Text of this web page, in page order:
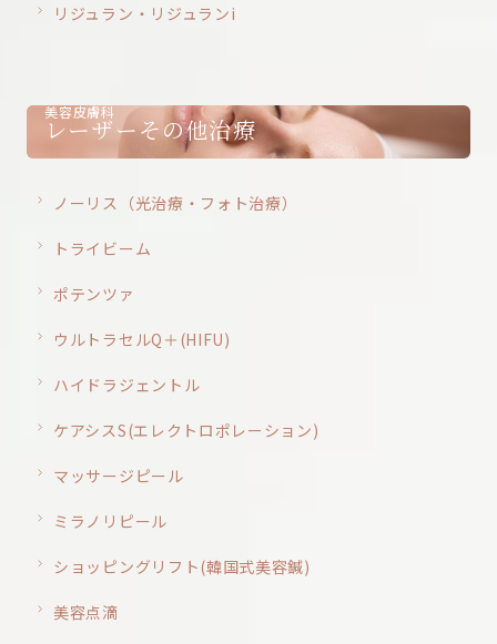
リジュラン・リジュランi
美容皮膚科
レーザーその他治療
ノーリス（光治療・フォト治療）
トライビーム
ポテンツァ
ウルトラセルQ＋(HIFU)
ハイドラジェントル
ケアシスS(エレクトロポレーション)
マッサージピール
ミラノリピール
ショッピングリフト(韓国式美容鍼)
美容点滴